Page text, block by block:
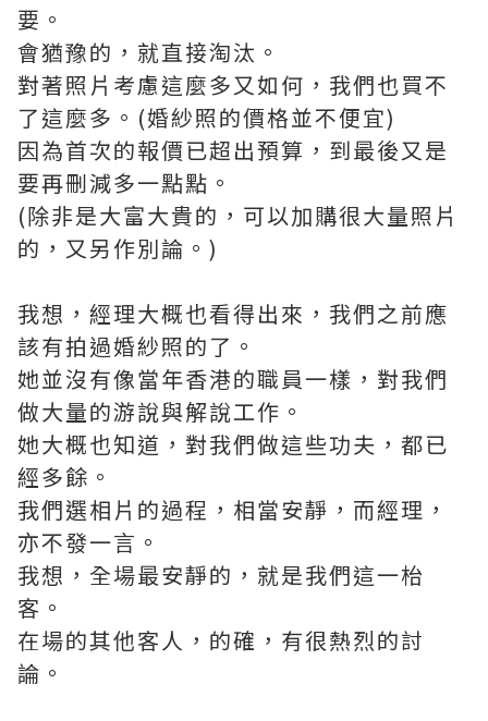
要。
會猶豫的，就直接淘汰。
對著照片考慮這麼多又如何，我們也買不
了這麼多。(婚紗照的價格並不便宜)
因為首次的報價已超出預算，到最後又是
要再刪減多一點點。
(除非是大富大貴的，可以加購很大量照片
的，又另作別論。)
我想，經理大概也看得出來，我們之前應
該有拍過婚紗照的了。
她並沒有像當年香港的職員一樣，對我們
做大量的游說與解說工作。
她大概也知道，對我們做這些功夫，都已
經多餘。
我們選相片的過程，相當安靜，而經理，
亦不發一言。
我想，全場最安靜的，就是我們這一枱
客。
在場的其他客人，的確，有很熱烈的討
論。